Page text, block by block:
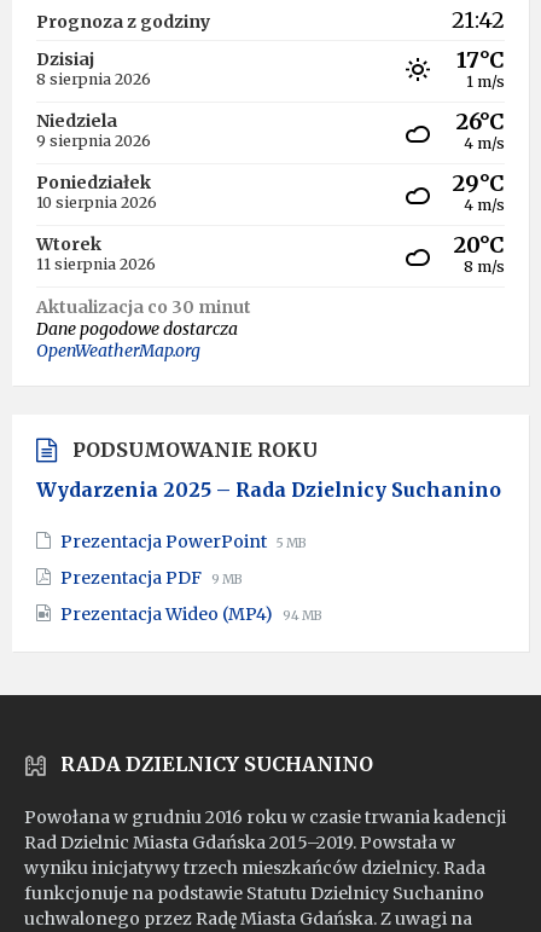
Prognoza z godziny 21:42
Dzisiaj
8 sierpnia 2026
17°C
1 m/s
Niedziela
9 sierpnia 2026
26°C
4 m/s
Poniedziałek
10 sierpnia 2026
29°C
4 m/s
Wtorek
11 sierpnia 2026
20°C
8 m/s
Aktualizacja co 30 minut
Dane pogodowe dostarcza
OpenWeatherMap.org
PODSUMOWANIE ROKU
Wydarzenia 2025 – Rada Dzielnicy Suchanino
Prezentacja PowerPoint File
File
5 MB
Prezentacja PDF File
pdf
File
9 MB
Prezentacja Wideo (MP4) File
mp4
File
94 MB
RADA DZIELNICY SUCHANINO
Powołana w grudniu 2016 roku w czasie trwania kadencji
Rad Dzielnic Miasta Gdańska 2015–2019. Powstała w
wyniku inicjatywy trzech mieszkańców dzielnicy. Rada
funkcjonuje na podstawie Statutu Dzielnicy Suchanino
uchwalonego przez Radę Miasta Gdańska. Z uwagi na